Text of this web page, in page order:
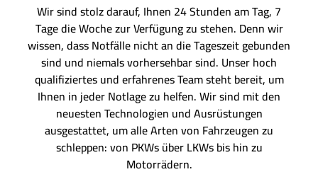
Wir sind stolz darauf, Ihnen 24 Stunden am Tag, 7
Tage die Woche zur Verfügung zu stehen. Denn wir
wissen, dass Notfälle nicht an die Tageszeit gebunden
sind und niemals vorhersehbar sind. Unser hoch
qualifiziertes und erfahrenes Team steht bereit, um
Ihnen in jeder Notlage zu helfen. Wir sind mit den
neuesten Technologien und Ausrüstungen
ausgestattet, um alle Arten von Fahrzeugen zu
schleppen: von PKWs über LKWs bis hin zu
Motorrädern.